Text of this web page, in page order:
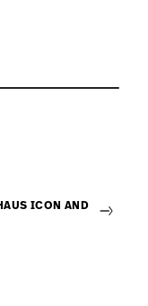
ICON AND